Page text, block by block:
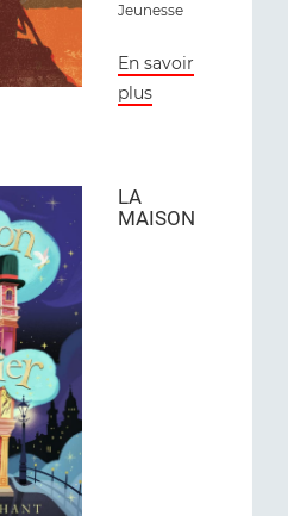
Jeunesse
En savoir
plus
LA
MAISON